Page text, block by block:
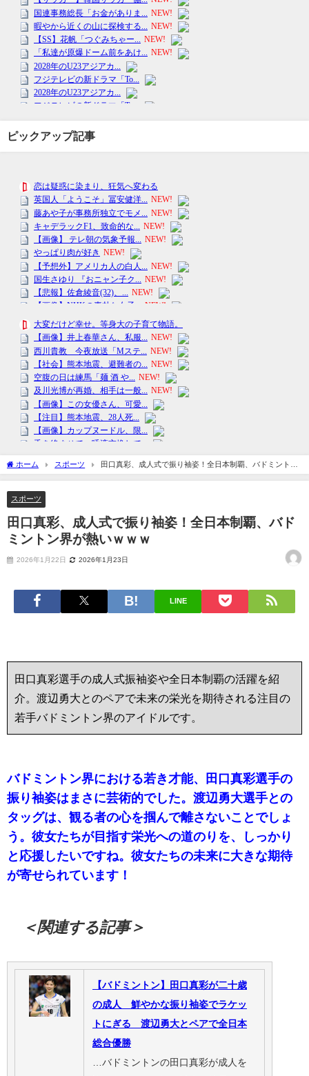
ピックアップ記事
ホーム スポーツ
田口真彩、成人式で振り袖姿！全日本制覇、バドミントン
界が熱いｗｗｗ
スポーツ
田口真彩、成人式で振り袖姿！全日本制覇、バド
ミントン界が熱いｗｗｗ
2026年1月22日 2026年1月23日
LINE
田口真彩選手の成人式振袖姿や全日本制覇の活躍を紹
介。渡辺勇大とのペアで未来の栄光を期待される注目の
若手バドミントン界のアイドルです。
バドミントン界における若き才能、田口真彩選手の
振り袖姿はまさに芸術的でした。渡辺勇大選手との
タッグは、観る者の心を掴んで離さないことでしょ
う。彼女たちが目指す栄光への道のりを、しっかり
と応援したいですね。彼女たちの未来に大きな期待
が寄せられています！
＜関連する記事＞
【バドミントン】田口真彩が二十歳
の成人 鮮やかな振り袖姿でラケッ
トにぎる 渡辺勇大とペアで全日本
総合優勝
…バドミントンの田口真彩が成人を